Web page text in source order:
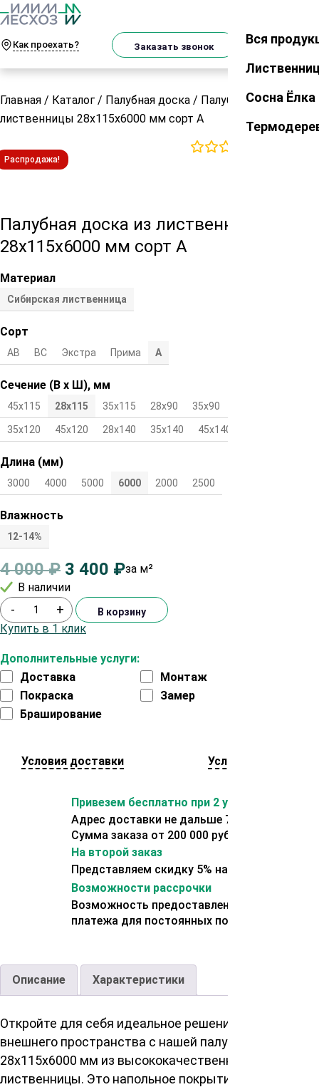
Как проехать? Заказать звонок Закрыть
Вся
Сосна Ёлка
Главная / Каталог / Палубная доска / Палубная доска из
лиственницы 28х115х6000 мм сорт А
Распродажа!
Палубная доска из лиственницы
28х115х6000 мм сорт А
Материал
Сибирская лиственница
Сорт
АВ ВС Экстра Прима А
Сечение (В х Ш), мм
45х115 28х115 35х115 28х90 35х90
35х120 45х120 28х140 35х140 45х140
Длина (мм)
3000 4000 5000 6000 2000 2500
Влажность
12-14%
4 000₽ 3 400 ₽за м²
В наличии
Дополнительные услуги:
Доставка
Монтаж
Покраска
Замер
Браширование
- + В корзину
Купить в 1 клик
Условия доставки Условия оплаты
Привезем бесплатно при 2 условиях:
Адрес доставки не дальше 70 км от склада.
Сумма заказа от 200 000 рублей.
На второй заказ
Представляем скидку 5% на второй заказ
Возможности рассрочки
Возможность предоставления отсрочки
платежа для постоянных покупателей.
Описание Характеристики
Откройте для себя идеальное решение для вашего
внешнего пространства с нашей палубной доской
28х115х6000 мм из высококачественной сибирской
лиственницы. Это напольное покрытие не только